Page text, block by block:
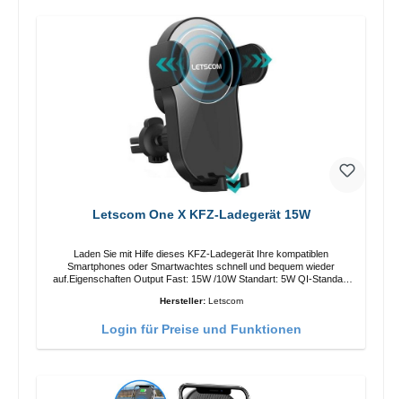
Letscom One X KFZ-Ladegerät 15W
Laden Sie mit Hilfe dieses KFZ-Ladegerät Ihre kompatiblen
Smartphones oder Smartwachtes schnell und bequem wieder
auf.Eigenschaften Output Fast: 15W /10W Standart: 5W QI-Standart
Hersteller: Letscom
Login für Preise und Funktionen